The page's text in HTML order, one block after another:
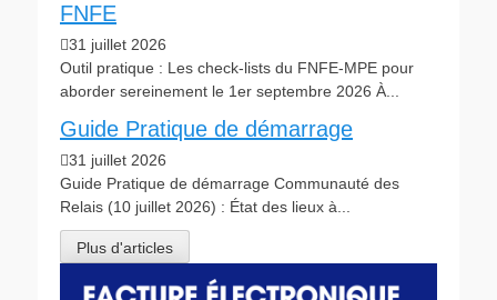
FNFE
31 juillet 2026
Outil pratique : Les check-lists du FNFE-MPE pour
aborder sereinement le 1er septembre 2026 À...
Guide Pratique de démarrage
31 juillet 2026
Guide Pratique de démarrage Communauté des
Relais (10 juillet 2026) : État des lieux à...
Plus d'articles